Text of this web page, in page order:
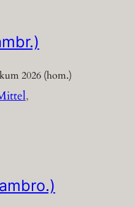
2026 (hom.)